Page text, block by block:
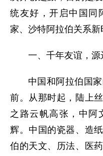
统友好，开启中国同
家、沙特阿拉伯关系新
一、千年友谊，源
中国和阿拉伯国
前。从那时起，陆上
之路云帆高张，中阿
辉。中国的瓷器、造
伯的天文、历法、医